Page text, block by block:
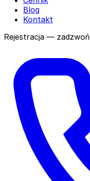
Blog
Kontakt
Rejestracja — zadzwoń